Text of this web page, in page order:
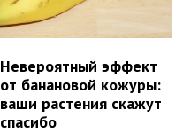
Невероятный эффект
от банановой кожуры:
ваши растения скажут
спасибо